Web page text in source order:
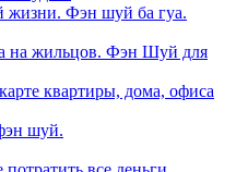
жизни. Фэн шуй ба гуа.
на жильцов. Фэн Шуй для
квартиры, дома, офиса
шуй.